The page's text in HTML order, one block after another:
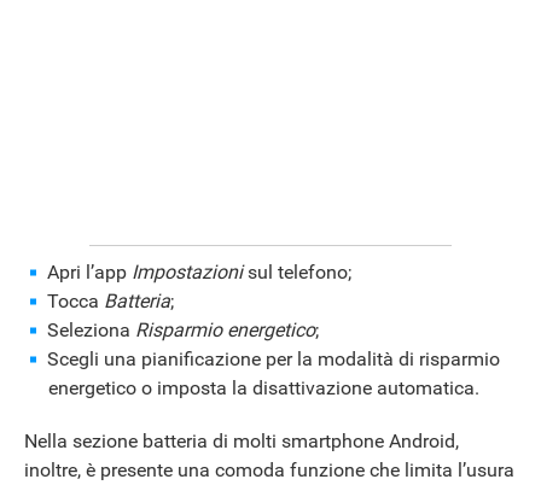
Apri l’app Impostazionisul telefono;
Tocca Batteria;
Seleziona Risparmio energetico;
Scegli una pianificazione per la modalità di risparmio
energetico o imposta la disattivazione automatica.
Nella sezione batteria di molti smartphone Android,
inoltre, è presente una comoda funzione che limita l’usura